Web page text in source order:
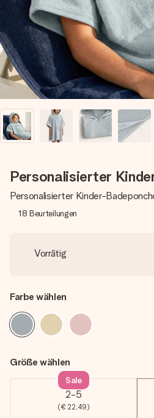
Erstelle etwas Einzigartiges in
ihrem Namen, deinem Foto
Herzen. Kein Stress, nur pure
Moment.
Personalisierter
Personalisierter Kinder-
18 Beurteilungen
Vorrätig
Farbe wählen
Größe wählen
2-5
(€ 22,49)
Sale